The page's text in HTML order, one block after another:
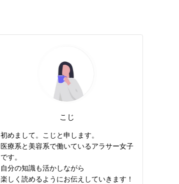
こじ
初めまして。こじと申します。
医療系と美容系で働いているアラサー女子
です。
自分の知識も活かしながら
楽しく読めるようにお伝えしていきます！